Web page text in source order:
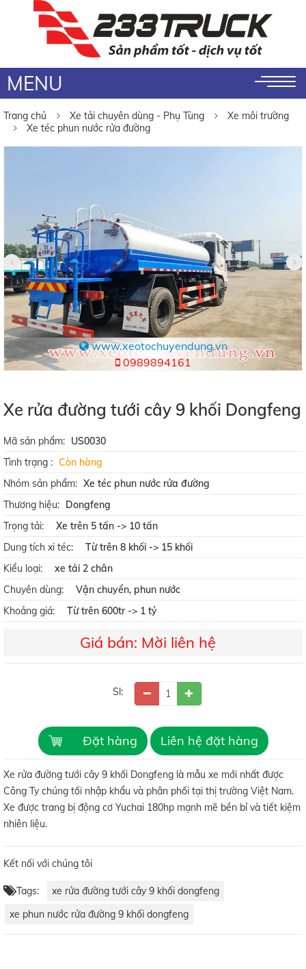
MENU
Trang chủ Xe tải chuyên dùng - Phụ Tùng
Xe môi trường
Xe téc phun nước rửa đường
www.xeotochuyendung.vn
0989894161
Xe rửa đường tưới cây 9 khối Dongfeng
Mã sản phẩm: US0030
Tình trạng : Còn hàng
Nhóm sản phẩm: Xe téc phun nước rửa đường
Thương hiệu: Dongfeng
Trọng tải:
Xe trên 5 tấn -> 10 tấn
Dung tích xi téc:
Từ trên 8 khối -> 15 khối
Kiểu loại:
xe tải 2 chân
Chuyên dùng:
Vận chuyển, phun nước
Khoảng giá:
Từ trên 600tr -> 1 tỷ
Giá bán: Mời liên hệ
Sl:
Đặt hàng Liên hệ đặt hàng
Xe rửa đường tưới cây 9 khối Dongfeng là mẫu xe mới nhất được
Công Ty chúng tối nhập khẩu và phân phối tại thị trường Việt Nam.
Xe được trang bị động cơ Yuchai 180hp mạnh mẽ bền bỉ và tiết kiệm
nhiên liệu.
Kết nối với chúng tôi
Tags:
xe rửa đường tưới cây 9 khối dongfeng
xe phun nước rửa đường 9 khối dongfeng